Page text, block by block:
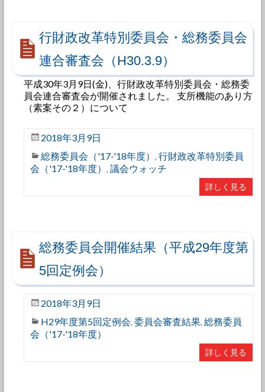
行財政改革特別委員会・総務委員会
連合審査会（H30.3.9）
平成30年3月9日(金)、行財政改革特別委員会・総務委
員会連合審査会が開催されました。 支所機能のあり方
（素案その２）について
2018年3月9日
総務委員会（'17-'18年度） , 行財政改革特別委員
会（'17-'18年度） , 議会ウォッチ
詳しく見る
総務委員会開催結果（平成29年度第
5回定例会）
2018年3月9日
H29年度第5回定例会, 委員会審査結果, 総務委員
会（'17-'18年度）
詳しく見る